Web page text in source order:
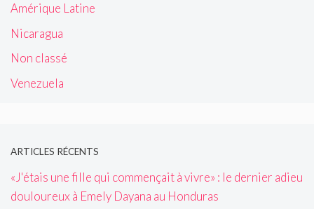
Amérique Latine
Nicaragua
Non classé
Venezuela
ARTICLES RÉCENTS
«J'étais une fille qui commençait à vivre» : le dernier adieu
douloureux à Emely Dayana au Honduras